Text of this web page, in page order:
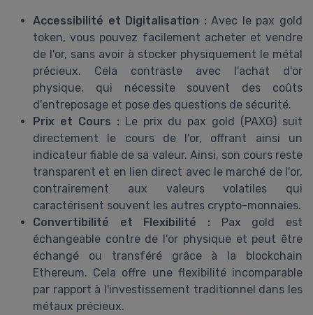
Accessibilité et Digitalisation : Avec le pax gold
token, vous pouvez facilement acheter et vendre
de l'or, sans avoir à stocker physiquement le métal
précieux. Cela contraste avec l'achat d'or
physique, qui nécessite souvent des coûts
d'entreposage et pose des questions de sécurité.
Prix et Cours : Le prix du pax gold (PAXG) suit
directement le cours de l'or, offrant ainsi un
indicateur fiable de sa valeur. Ainsi, son cours reste
transparent et en lien direct avec le marché de l'or,
contrairement aux valeurs volatiles qui
caractérisent souvent les autres crypto-monnaies.
Convertibilité et Flexibilité : Pax gold est
échangeable contre de l'or physique et peut être
échangé ou transféré grâce à la blockchain
Ethereum. Cela offre une flexibilité incomparable
par rapport à l'investissement traditionnel dans les
métaux précieux.